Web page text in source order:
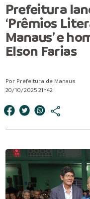
Prefeitura
‘Prêmios
Manaus’ e
Elson Farias
Por Prefeitura de Manaus
20/10/2025 21h42